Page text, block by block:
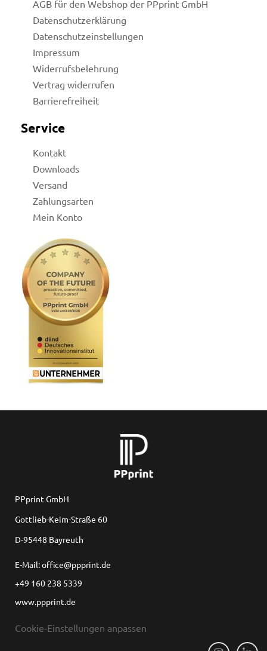
AGB für den Webshop der PPprint GmbH
Datenschutzerklärung
Datenschutzeinstellungen
Impressum
Widerrufsbelehrung
Vertrag widerrufen
Barrierefreiheit
Service
Kontakt
Downloads
Versand
Zahlungsarten
Mein Konto
PPprint GmbH
Gottlieb-Keim-Straße 60
D-95448 Bayreuth
E-Mail: office@ppprint.de
+49 160 238 5339
www.ppprint.de
Cookie-Einstellungen anpassen